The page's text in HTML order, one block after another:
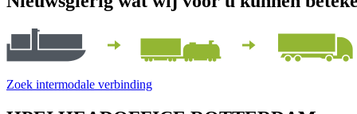
Zoek intermodale verbinding